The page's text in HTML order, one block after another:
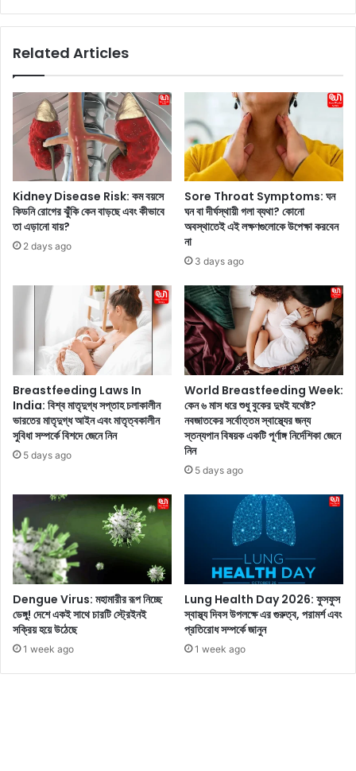
:
হা
অ
ন্য
ত
রা
খা
বা
র
ডা
ভা
আ
চো
খা
র
স্বা
দ
i
ক
ক্তি
ফি
এ
সু
ন্য
প্র
তি
দি
ন
স
ত্যি
ই
য
থে
ষ্ট
ব্যা
য়া
ম
?
Related Articles
Kidney Disease Risk: কম বয়সে
কিডনি রোগের ঝুঁকি কেন বাড়ছে এবং কীভাবে
তা এড়ানো যায়?
2 days ago
Sore Throat Symptoms: ঘন
ঘন বা দীর্ঘস্থায়ী গলা ব্যথা? কোনো
অবস্থাতেই এই লক্ষণগুলোকে উপেক্ষা করবেন
না
3 days ago
Breastfeeding Laws In
India: বিশ্ব মাতৃদুগ্ধ সপ্তাহ চলাকালীন
ভারতের মাতৃদুগ্ধ আইন এবং মাতৃত্বকালীন
সুবিধা সম্পর্কে বিশদে জেনে নিন
5 days ago
World Breastfeeding Week:
কেন ৬ মাস ধরে শুধু বুকের দুধই যথেষ্ট?
নবজাতকের সর্বোত্তম স্বাস্থ্যের জন্য
স্তন্যপান বিষয়ক একটি পূর্ণাঙ্গ নির্দেশিকা জেনে
নিন
5 days ago
Dengue Virus: মহামারীর রূপ নিচ্ছে
ডেঙ্গু! দেশে একই সাথে চারটি স্ট্রেইনই
সক্রিয় হয়ে উঠেছে
1 week ago
Lung Health Day 2026: ফুসফুস
স্বাস্থ্য দিবস উপলক্ষে এর গুরুত্ব, পরামর্শ এবং
প্রতিরোধ সম্পর্কে জানুন
1 week ago